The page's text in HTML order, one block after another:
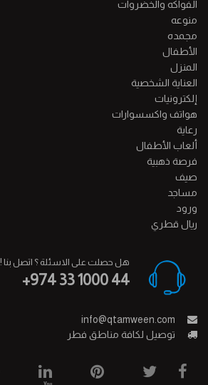
الفواكه والخضروات
منوعه
مجمده
الأطفال
المنزل
العناية الشخصية
إلكترونيات
هواتف واكسسوارات
رعاية
ألعاب الأطفال
فرصة ذهبية
صيف
مساجد
ورود
ريال قطري
هل حصلت على الاسئلة ؟ اتصل بنا !
+974 33 1000 44
info@qtamween.com
توصيل لكافة مناطق فطر